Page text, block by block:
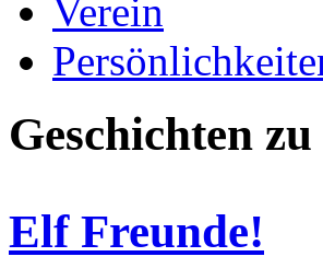
Verein
Geschichten
Elf Freunde!